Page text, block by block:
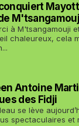
à M'tsangamouji
chaleureux, cela
Antoine
des Fidji
se lève
spectaculaires et